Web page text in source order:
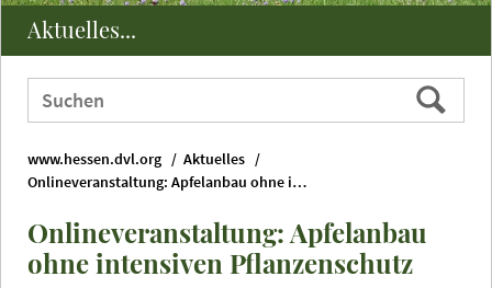
Aktuelles...
Webauftritt
durchsuchen
Suchen
www.hessen.dvl.org
Aktuelles
Onlineveranstaltung: Apfelanbau ohne intensiven Pflanzenschutz
Onlineveranstaltung: Apfelanbau
ohne intensiven Pflanzenschutz